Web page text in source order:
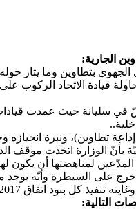
الجارية:
قيادة الاتحاد
حيث عمدت قيادات
المدّعين لمناهضتها أن
خرج على السيطرة وأنّه
تنفيذ كل بنود اتفاق 2017.
التالية: